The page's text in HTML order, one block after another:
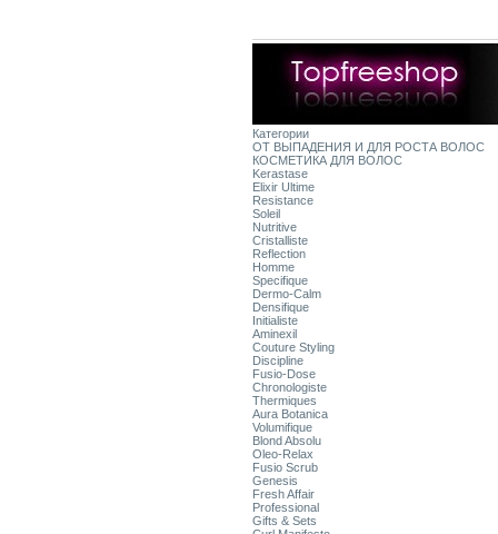
Категории
ОТ ВЫПАДЕНИЯ И ДЛЯ РОСТА ВОЛОС
КОСМЕТИКА ДЛЯ ВОЛОС
Kerastase
Elixir Ultime
Resistance
Soleil
Nutritive
Cristalliste
Reflection
Homme
Specifique
Dermo-Calm
Densifique
Initialiste
Aminexil
Couture Styling
Discipline
Fusio-Dose
Chronologiste
Thermiques
Aura Botanica
Volumifique
Blond Absolu
Oleo-Relax
Fusio Scrub
Genesis
Fresh Affair
Professional
Gifts & Sets